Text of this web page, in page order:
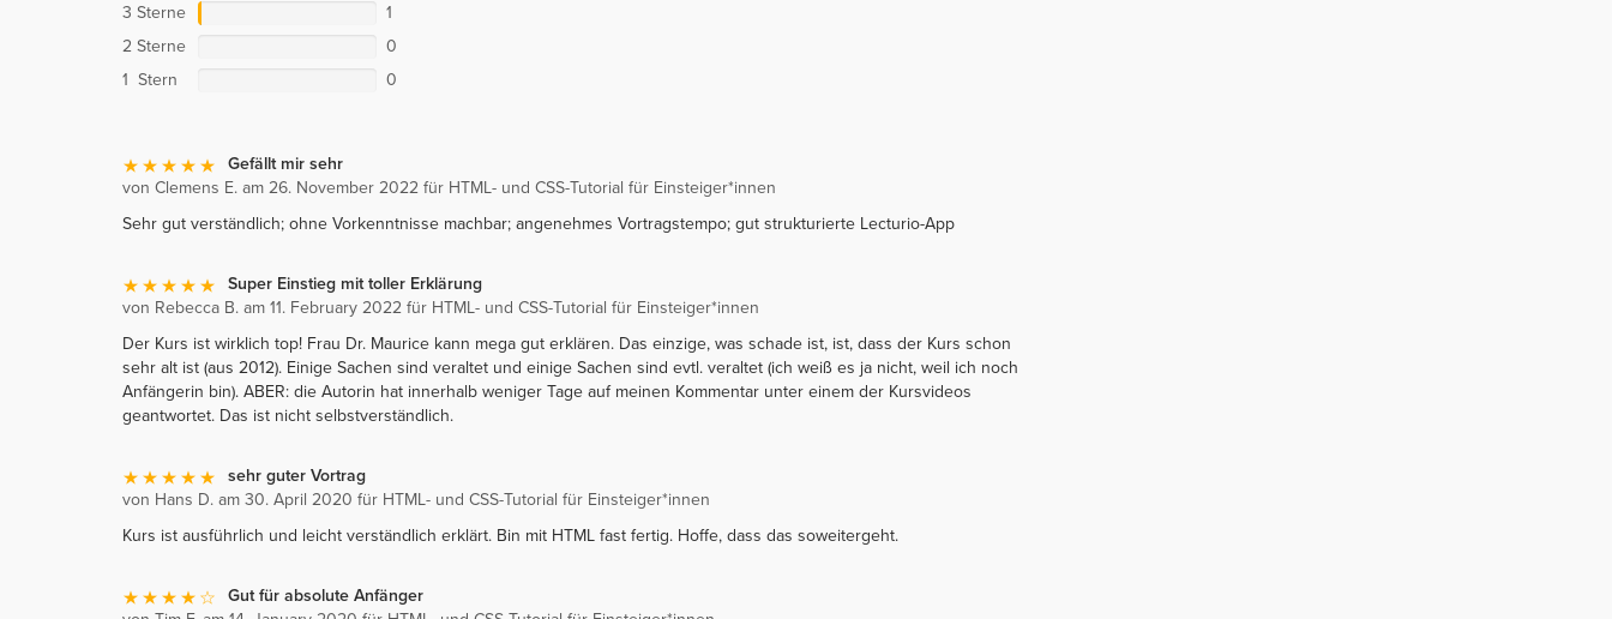
3 Sterne
1
2 Sterne
0
1 Stern
0
Gefällt mir sehr
von Clemens E. am 26. November 2022 für HTML- und CSS-Tutorial für Einsteiger*innen
Sehr gut verständlich; ohne Vorkenntnisse machbar; angenehmes Vortragstempo; gut strukturierte Lecturio-App
Super Einstieg mit toller Erklärung
von Rebecca B. am 11. February 2022 für HTML- und CSS-Tutorial für Einsteiger*innen
Der Kurs ist wirklich top! Frau Dr. Maurice kann mega gut erklären. Das einzige, was schade ist, ist, dass der Kurs schon
sehr alt ist (aus 2012). Einige Sachen sind veraltet und einige Sachen sind evtl. veraltet (ich weiß es ja nicht, weil ich noch
Anfängerin bin). ABER: die Autorin hat innerhalb weniger Tage auf meinen Kommentar unter einem der Kursvideos
geantwortet. Das ist nicht selbstverständlich.
sehr guter Vortrag
von Hans D. am 30. April 2020 für HTML- und CSS-Tutorial für Einsteiger*innen
Kurs ist ausführlich und leicht verständlich erklärt. Bin mit HTML fast fertig. Hoffe, dass das soweitergeht.
Gut für absolute Anfänger